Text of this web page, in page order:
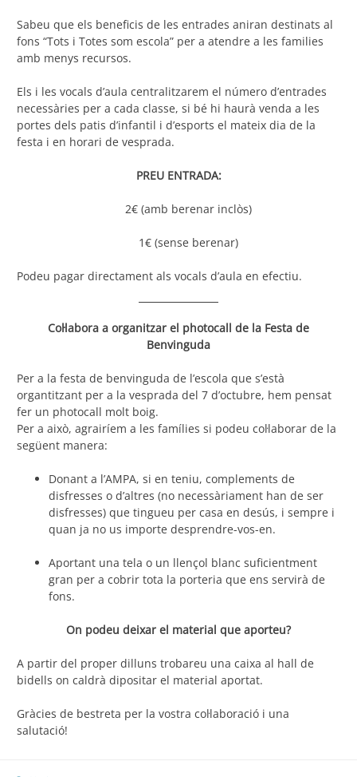
Sabeu que els beneficis de les entrades aniran destinats al
fons “Tots i Totes som escola” per a atendre a les families
amb menys recursos.
Els i les vocals d’aula centralitzarem el número d’entrades
necessàries per a cada classe, si bé hi haurà venda a les
portes dels patis d’infantil i d’esports el mateix dia de la
festa i en horari de vesprada.
PREU ENTRADA:
2€ (amb berenar inclòs)
1€ (sense berenar)
Podeu pagar directament als vocals d’aula en efectiu.
Col·labora a organitzar el photocall de la Festa de
Benvinguda
Per a la festa de benvinguda de l’escola que s’està
organtitzant per a la vesprada del 7 d’octubre, hem pensat
fer un photocall molt boig.
Per a això, agrairíem a les famílies si podeu col·laborar de la
següent manera:
Donant a l’AMPA, si en teniu, complements de
disfresses o d’altres (no necessàriament han de ser
disfresses) que tingueu per casa en desús, i sempre i
quan ja no us importe desprendre-vos-en.
Aportant una tela o un llençol blanc suficientment
gran per a cobrir tota la porteria que ens servirà de
fons.
On podeu deixar el material que aporteu?
A partir del proper dilluns trobareu una caixa al hall de
bidells on caldrà dipositar el material aportat.
Gràcies de bestreta per la vostra col·laboració i una
salutació!